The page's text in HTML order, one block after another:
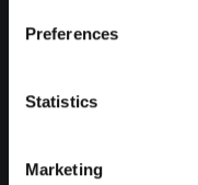
Preferences
Statistics
Marketing
MODIFICARE
Trasformazione DI in SA